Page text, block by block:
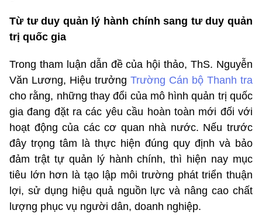
Từ tư duy quản lý hành chính sang tư duy quản
trị quốc gia
Trong tham luận dẫn đề của hội thảo, ThS. Nguyễn
Văn Lương, Hiệu trưởng Trường Cán bộ Thanh tra
cho rằng, những thay đổi của mô hình quản trị quốc
gia đang đặt ra các yêu cầu hoàn toàn mới đối với
hoạt động của các cơ quan nhà nước. Nếu trước
đây trọng tâm là thực hiện đúng quy định và bảo
đảm trật tự quản lý hành chính, thì hiện nay mục
tiêu lớn hơn là tạo lập môi trường phát triển thuận
lợi, sử dụng hiệu quả nguồn lực và nâng cao chất
lượng phục vụ người dân, doanh nghiệp.